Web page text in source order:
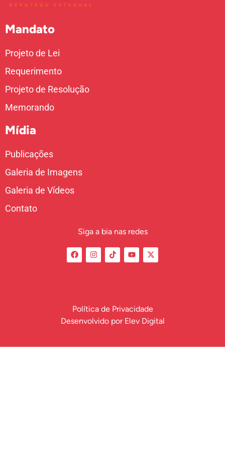
Mandato
Projeto de Lei
Requerimento
Projeto de Resolução
Memorando
Mídia
Publicações
Galeria de Imagens
Galeria de Vídeos
Contato
Siga a bia nas redes
Política de Privacidade
Desenvolvido por Elev Digital